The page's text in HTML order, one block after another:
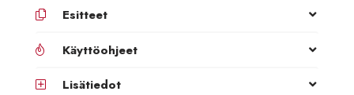
Esitteet
Käyttöohjeet
Lisätiedot